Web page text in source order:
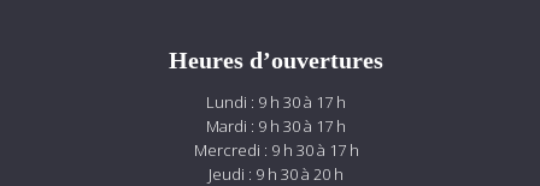
Heures d’ouvertures
Lundi : 9 h 30 à 17 h
Mardi : 9 h 30 à 17 h
Mercredi : 9 h 30 à 17 h
Jeudi : 9 h 30 à 20 h